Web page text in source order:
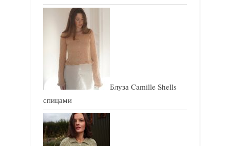
Блуза Camille Shells
спицами